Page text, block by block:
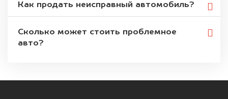
Как продать неисправный автомобиль?
Сколько может стоить проблемное
авто?